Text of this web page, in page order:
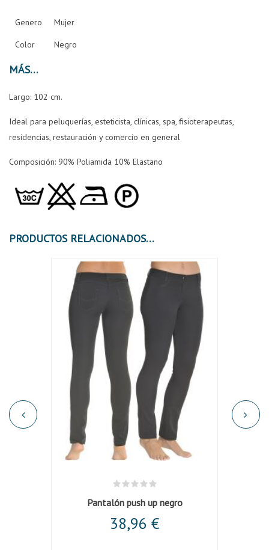
Genero Mujer
Color Negro
MÁS
Largo: 102 cm.
Ideal para peluquerías, esteticista, clínicas, spa, fisioterapeutas,
residencias, restauración y comercio en general
Composición: 90% Poliamida 10% Elastano
PRODUCTOS RELACIONADOS
Pantalón push up negro
38,96 €